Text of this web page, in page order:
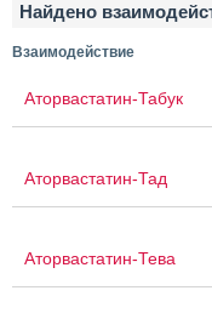
Найдено
Взаимодействие
Аторвастатин-Табук
Аторвастатин-Тад
Аторвастатин-Тева